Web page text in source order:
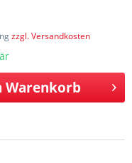
zzgl. Versandkosten
Warenkorb